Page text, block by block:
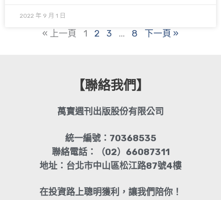
2022 年 9 月 1 日
« 上一頁 1 2 3 ... 8 下一頁 »
【聯絡我們】
萬寶週刊出版股份有限公司
統一編號：70368535
聯絡電話：（02）66087311
地址：台北市中山區松江路87號4樓
在投資路上聰明獲利，讓我們陪你！